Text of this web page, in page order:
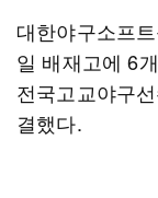
대한야구소프
일 배재고에 6
전국고교야구
결했다.